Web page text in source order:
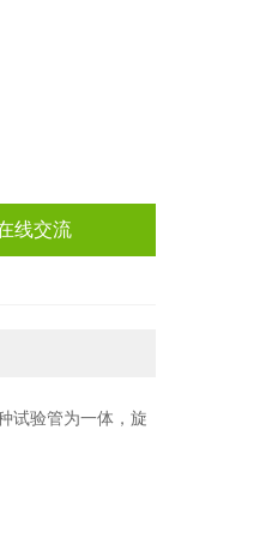
线交流
试验管为一体，旋